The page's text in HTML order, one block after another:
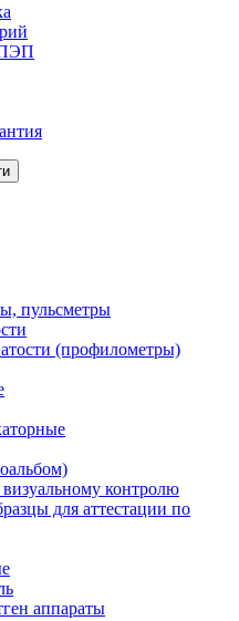
пульсметры
(профилометры)
контролю
для аттестации по
аппараты